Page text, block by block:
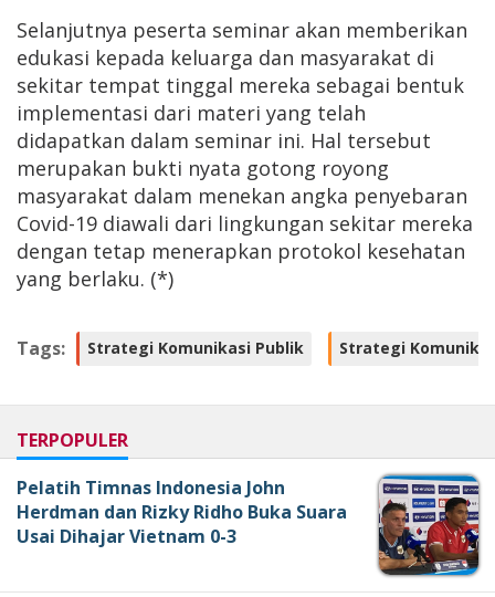
Selanjutnya peserta seminar akan memberikan
edukasi kepada keluarga dan masyarakat di
sekitar tempat tinggal mereka sebagai bentuk
implementasi dari materi yang telah
didapatkan dalam seminar ini. Hal tersebut
merupakan bukti nyata gotong royong
masyarakat dalam menekan angka penyebaran
Covid-19 diawali dari lingkungan sekitar mereka
dengan tetap menerapkan protokol kesehatan
yang berlaku. (*)
Tags: Strategi Komunikasi Publik Strategi
TERPOPULER
Pelatih Timnas Indonesia John
Herdman dan Rizky Ridho Buka Suara
Usai Dihajar Vietnam 0-3